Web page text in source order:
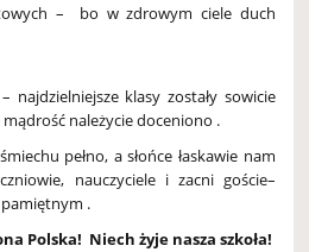
– bo w zdrowym ciele duch
najdzielniejsze klasy zostały sowicie
należycie doceniono .
pełno, a słońce łaskawie nam
nauczyciele i zacni goście–
.
Polska! Niech żyje nasza szkoła!